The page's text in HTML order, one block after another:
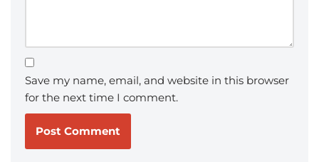
Save my name, email, and website in this browser
for the next time I comment.